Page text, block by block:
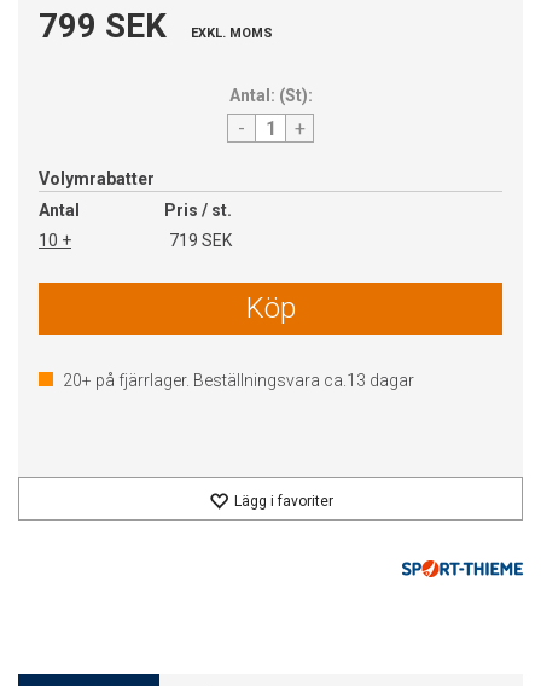
799 SEK EXKL. MOMS
Antal: (St):
- +
Volymrabatter
Antal
Pris / st.
10 +
719 SEK
Köp
20+ på fjärrlager. Beställningsvara ca. 13 dagar
Lägg i favoriter